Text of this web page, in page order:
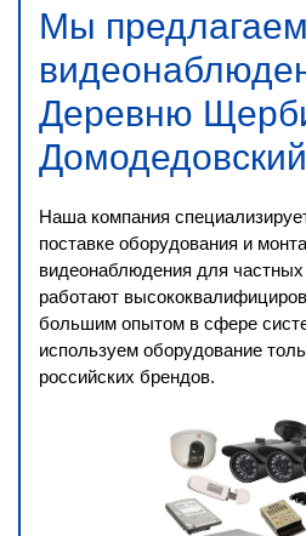
Мы
Деревню
Наша компания
поставке оборудования и
видеонаблюдения для
работают
большим опытом в сфере
используем оборудование
российских брендов.